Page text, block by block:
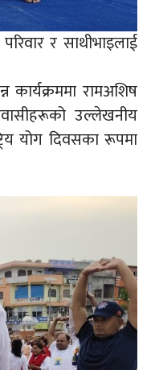
र साथीभाइलाई
कार्यक्रममा रामअशिष
उल्लेखनीय
योग दिवसका रूपमा